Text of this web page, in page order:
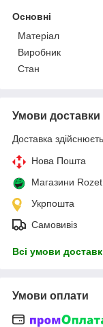
Основні
Матеріал
Виробник
Стан
Умови доставки
Доставка
Нова Пошта
Магазини
Укрпошта
Самовивіз
Всі умови
Умови оплати